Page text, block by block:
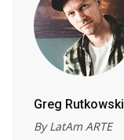
Greg Rutkowski
By LatAm ARTE